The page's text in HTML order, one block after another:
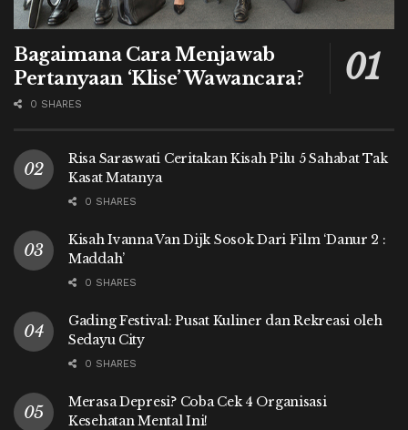
Bagaimana Cara Menjawab
Pertanyaan ‘Klise’ Wawancara?
0 SHARES
Risa Saraswati Ceritakan Kisah Pilu 5 Sahabat Tak
Kasat Matanya
0 SHARES
Kisah Ivanna Van Dijk Sosok Dari Film ‘Danur 2 :
Maddah’
0 SHARES
Gading Festival: Pusat Kuliner dan Rekreasi oleh
Sedayu City
0 SHARES
Merasa Depresi? Coba Cek 4 Organisasi
Kesehatan Mental Ini!